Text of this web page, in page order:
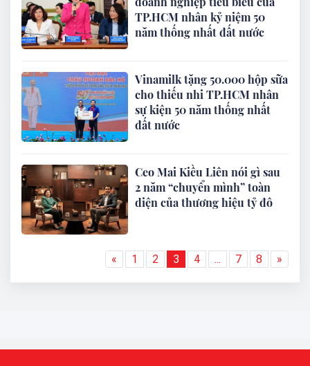
TP.HCM nhân kỷ niệm 50
năm thống nhất đất nước
Vinamilk tặng 50.000 hộp sữa
cho thiếu nhi TP.HCM nhân
sự kiện 50 năm thống nhất
đất nước
Ceo Mai Kiều Liên nói gì sau
2 năm “chuyển mình” toàn
diện của thương hiệu tỷ đô
« 1 2 3 4 ... 7 8 »